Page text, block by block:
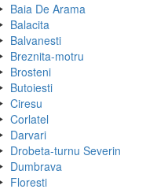
Baia De Arama
Balacita
Balvanesti
Breznita-motru
Brosteni
Butoiesti
Ciresu
Corlatel
Darvari
Drobeta-turnu Severin
Dumbrava
Floresti